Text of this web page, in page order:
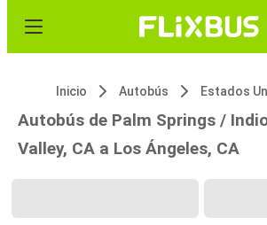
Inicio Autobús Estados
Autobús de Palm Springs /
Valley, CA a Los Ángeles, CA